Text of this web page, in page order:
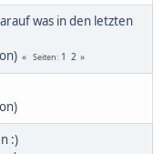
was in den letzten
Seiten 1 2
:)